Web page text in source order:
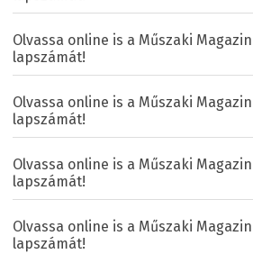
Olvassa online is a Műszaki
lapszámát!
Olvassa online is a Műszaki
lapszámát!
Olvassa online is a Műszaki
lapszámát!
Olvassa online is a Műszaki
lapszámát!